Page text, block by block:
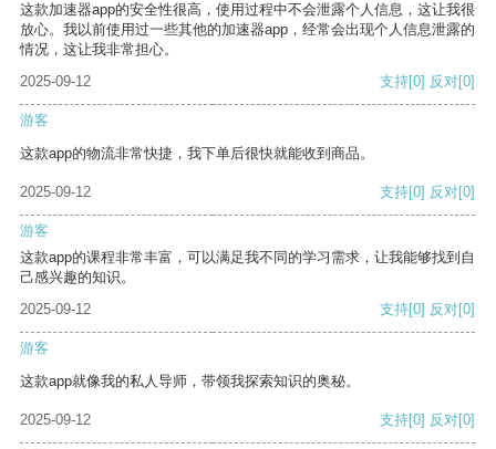
这款加速器app的安全性很高，使用过程中不会泄露个人信息，这让我很
放心。我以前使用过一些其他的加速器app，经常会出现个人信息泄露的
情况，这让我非常担心。
2025-09-12
支持[0] 反对[0]
游客
这款app的物流非常快捷，我下单后很快就能收到商品。
2025-09-12 支持[0] 反对[0]
游客
这款app的课程非常丰富，可以满足我不同的学习需求，让我能够找到自
己感兴趣的知识。
2025-09-12
支持[0] 反对[0]
游客
这款app就像我的私人导师，带领我探索知识的奥秘。
2025-09-12 支持[0] 反对[0]